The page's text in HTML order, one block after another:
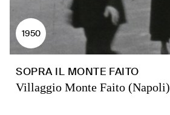
1950
SOPRA IL MONTE FAITO
Villaggio Monte Faito (Napoli)